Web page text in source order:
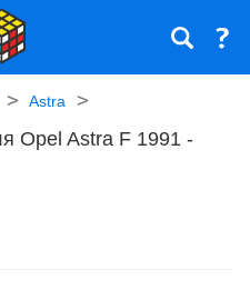
Astra
Opel Astra F 1991 -